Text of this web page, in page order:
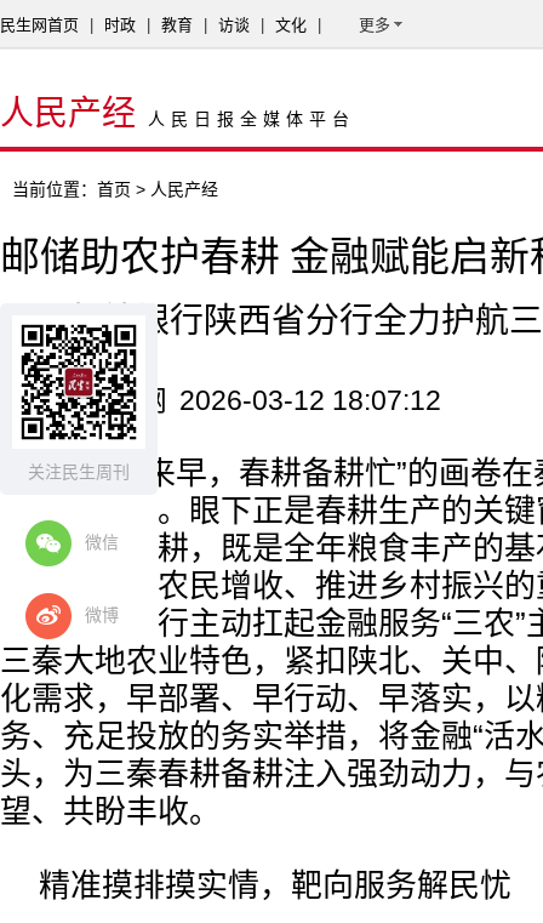
关注民生周刊
微信
微博
民生网首页 时政 教育 访谈 文化 更多
人民产经 人民日报全媒体平台
当前位置： 首页 > 人民产经
邮储助农护春耕 金融赋能启新
——邮储银行陕西省分行全力护航
来源：民生网 2026-03-12 18:07:12
“人勤春来早，春耕备耕忙”的画卷
岸徐徐铺展。眼下正是春耕生产的关
时、备好春耕，既是全年粮食丰产的
粮仓、助力农民增收、推进乡村振兴
行陕西省分行主动扛起金融服务“三农
三秦大地农业特色，紧扣陕北、关中
化需求，早部署、早行动、早落实，
务、充足投放的务实举措，将金融“活
头，为三秦春耕备耕注入强劲动力，
望、共盼丰收。
精准摸排摸实情，靶向服务解民忧